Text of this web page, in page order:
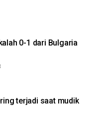
0-1 dari Bulgaria
terjadi saat mudik